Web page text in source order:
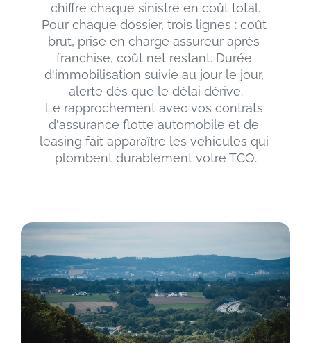
chiffre chaque sinistre en coût total.
Pour chaque dossier, trois lignes : coût
brut, prise en charge assureur après
franchise, coût net restant. Durée
d'immobilisation suivie au jour le jour,
alerte dès que le délai dérive.
Le rapprochement avec vos contrats
d'assurance flotte automobile et de
leasing fait apparaître les véhicules qui
plombent durablement votre TCO.